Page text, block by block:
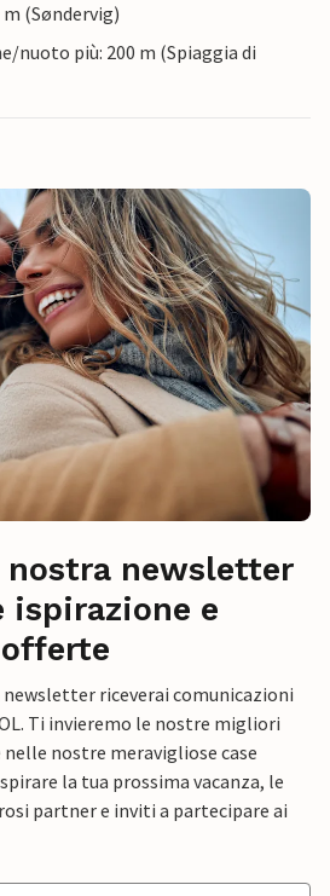
(Søndervig)
nuoto più: 200 m (Spiaggia di
newsletter
ispirazione e
riceverai comunicazioni
Ti invieremo le nostre migliori
nostre meravigliose case
la tua prossima vacanza, le
partner e inviti a partecipare ai